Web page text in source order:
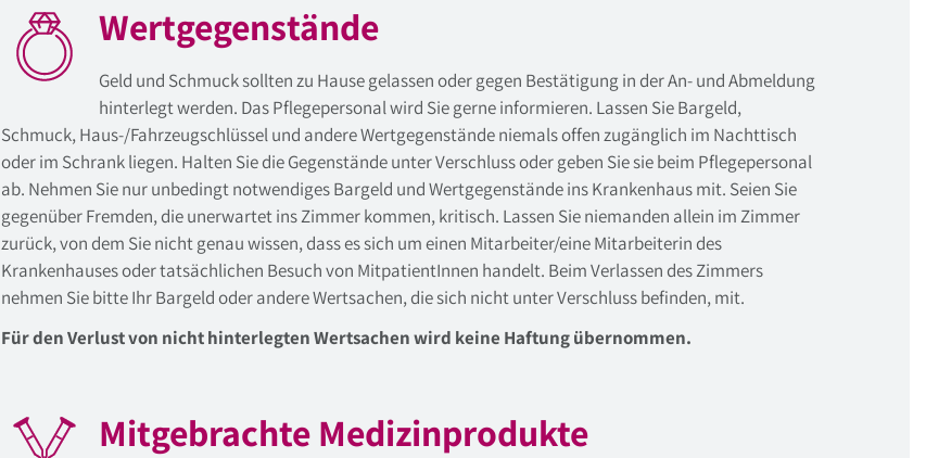
Wertgegenstände
Geld und Schmuck sollten zu Hause gelassen oder gegen Bestätigung in der An- und Abmeldung
hinterlegt werden. Das Pflegepersonal wird Sie gerne informieren. Lassen Sie Bargeld,
Schmuck, Haus-/Fahrzeugschlüssel und andere Wertgegenstände niemals offen zugänglich im Nachttisch
oder im Schrank liegen. Halten Sie die Gegenstände unter Verschluss oder geben Sie sie beim Pflegepersonal
ab. Nehmen Sie nur unbedingt notwendiges Bargeld und Wertgegenstände ins Krankenhaus mit. Seien Sie
gegenüber Fremden, die unerwartet ins Zimmer kommen, kritisch. Lassen Sie niemanden allein im Zimmer
zurück, von dem Sie nicht genau wissen, dass es sich um einen Mitarbeiter/eine Mitarbeiterin des
Krankenhauses oder tatsächlichen Besuch von MitpatientInnen handelt. Beim Verlassen des Zimmers
nehmen Sie bitte Ihr Bargeld oder andere Wertsachen, die sich nicht unter Verschluss befinden, mit.
Für den Verlust von nicht hinterlegten Wertsachen wird keine Haftung übernommen.
Mitgebrachte Medizinprodukte